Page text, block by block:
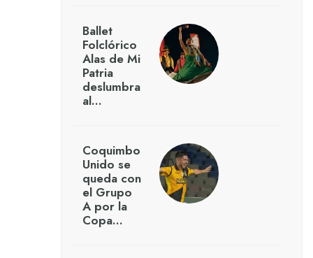
Ballet
Folclórico
Alas de Mi
Patria
deslumbra
al…
Coquimbo
Unido se
queda con
el Grupo
A por la
Copa…